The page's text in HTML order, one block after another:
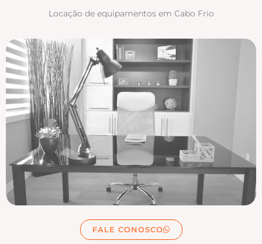
Locação de equipamentos em Cabo Frio
FALE CONOSCO